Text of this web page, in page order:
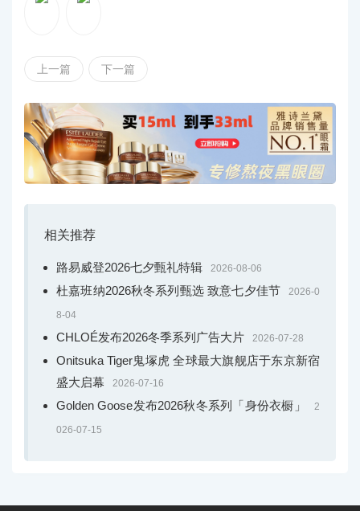
上一篇 下一篇
相关推荐
路易威登2026七夕甄礼特辑 2026-08-06
杜嘉班纳2026秋冬系列甄选 致意七夕佳节 2026-0
8-04
CHLOÉ发布2026冬季系列广告大片 2026-07-28
Onitsuka Tiger鬼塚虎 全球最大旗舰店于东京新宿
盛大启幕
2026-07-16
Golden Goose发布2026秋冬系列「身份衣橱」 2
026-07-15